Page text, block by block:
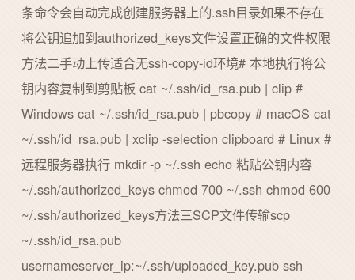
条命令会自动完成创建服务器上的.ssh目录如果不存在
将公钥追加到authorized_keys文件设置正确的文件权限
方法二手动上传适合无ssh-copy-id环境# 本地执行将公
钥内容复制到剪贴板 cat ~/.ssh/id_rsa.pub | clip #
Windows cat ~/.ssh/id_rsa.pub | pbcopy # macOS cat
~/.ssh/id_rsa.pub | xclip -selection clipboard # Linux #
远程服务器执行 mkdir -p ~/.ssh echo 粘贴公钥内容
~/.ssh/authorized_keys chmod 700 ~/.ssh chmod 600
~/.ssh/authorized_keys方法三SCP文件传输scp
~/.ssh/id_rsa.pub
usernameserver_ip:~/.ssh/uploaded_key.pub ssh